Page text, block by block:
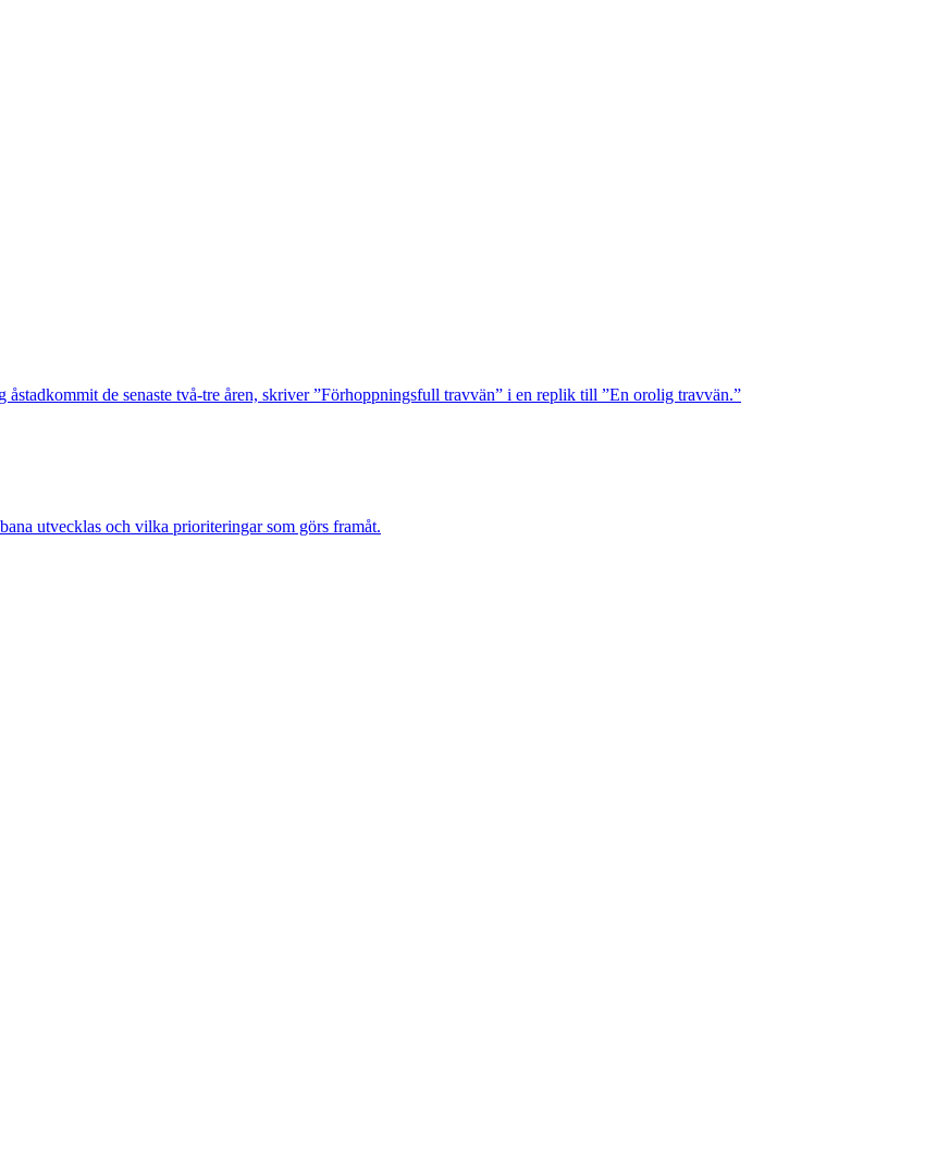
de senaste två-tre åren, skriver ”Förhoppningsfull travvän” i en replik till ”En orolig travvän.”
utvecklas och vilka prioriteringar som görs framåt.